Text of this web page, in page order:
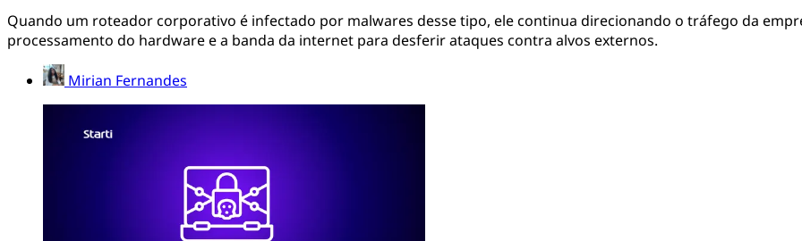
Quando um roteador corporativo é infectado por malwares desse tipo, ele continua direcionando o tráfego da
processamento do hardware e a banda da internet para desferir ataques contra alvos externos.
Mirian Fernandes